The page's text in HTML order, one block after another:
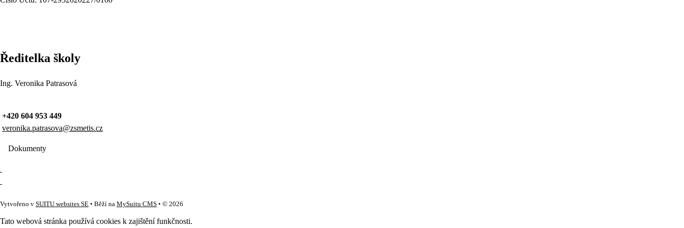
Ředitelka školy
Ing. Veronika Patrasová
+420 604 953 449
veronika.patrasova@zsmetis.cz
Dokumenty
Vytvořeno v SUITU websites SE • Běží na MySuitu CMS • © 2026
Tato webová stránka používá cookies k zajištění funkčnosti.